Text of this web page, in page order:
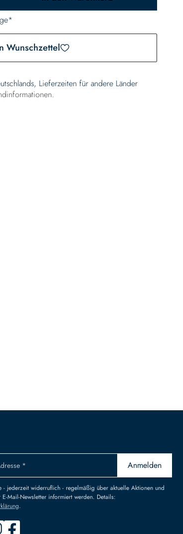
Wunschzettel
Lieferzeiten für andere Länder
.
* Anmelden
- jederzeit widerruflich - regelmäßig über aktuelle Aktionen und
Mail-Newsletter informiert werden. Details:
.